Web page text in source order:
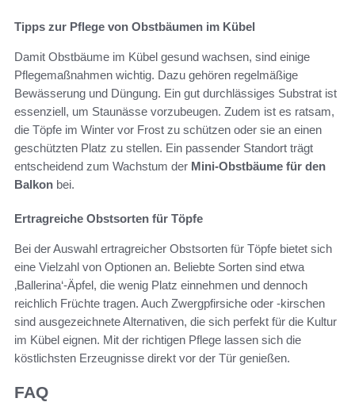
Tipps zur Pflege von Obstbäumen im Kübel
Damit Obstbäume im Kübel gesund wachsen, sind einige
Pflegemaßnahmen wichtig. Dazu gehören regelmäßige
Bewässerung und Düngung. Ein gut durchlässiges Substrat ist
essenziell, um Staunässe vorzubeugen. Zudem ist es ratsam,
die Töpfe im Winter vor Frost zu schützen oder sie an einen
geschützten Platz zu stellen. Ein passender Standort trägt
entscheidend zum Wachstum der Mini-Obstbäume für den
Balkon bei.
Ertragreiche Obstsorten für Töpfe
Bei der Auswahl ertragreicher Obstsorten für Töpfe bietet sich
eine Vielzahl von Optionen an. Beliebte Sorten sind etwa
‚Ballerina‘-Äpfel, die wenig Platz einnehmen und dennoch
reichlich Früchte tragen. Auch Zwergpfirsiche oder -kirschen
sind ausgezeichnete Alternativen, die sich perfekt für die Kultur
im Kübel eignen. Mit der richtigen Pflege lassen sich die
köstlichsten Erzeugnisse direkt vor der Tür genießen.
FAQ